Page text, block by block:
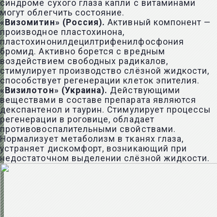
синдроме сухого глаза капли с витаминами
могут облегчить состояние.
«Визомитин» (Россия). Активный компонент —
производное пластохинона,
пластохинонилдецилтрифенилфосфония
бромид. Активно борется с вредным
воздействием свободных радикалов,
стимулирует производство слёзной жидкости,
способствует регенерации клеток эпителия.
«Визилотон» (Украина). Действующими
веществами в составе препарата являются
декспантенол и таурин. Стимулирует процессы
регенерации в роговице, обладает
противовоспалительными свойствами.
Нормализует метаболизм в тканях глаза,
устраняет дискомфорт, возникающий при
недостаточном выделении слёзной жидкости.